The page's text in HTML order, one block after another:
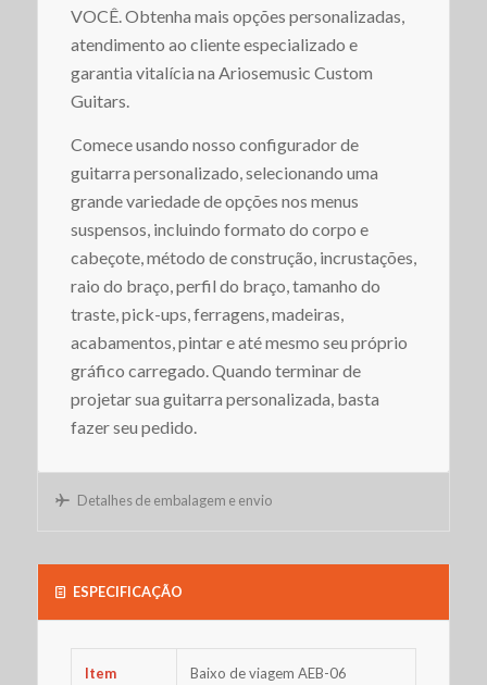
VOCÊ. Obtenha mais opções personalizadas,
atendimento ao cliente especializado e
garantia vitalícia na Ariosemusic Custom
Guitars.
Comece usando nosso configurador de
guitarra personalizado, selecionando uma
grande variedade de opções nos menus
suspensos, incluindo formato do corpo e
cabeçote, método de construção, incrustações,
raio do braço, perfil do braço, tamanho do
traste, pick-ups, ferragens, madeiras,
acabamentos, pintar e até mesmo seu próprio
gráfico carregado. Quando terminar de
projetar sua guitarra personalizada, basta
fazer seu pedido.
Detalhes de embalagem e envio
ESPECIFICAÇÃO
Item Baixo de viagem AEB-06